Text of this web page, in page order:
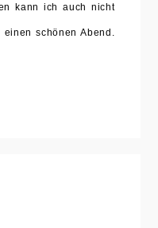
kann ich auch nicht
schönen Abend.